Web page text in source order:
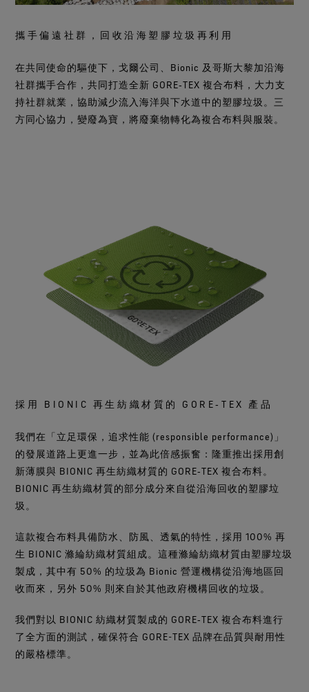
攜手偏遠社群，回收沿海塑膠垃圾再利用
在共同使命的驅使下，戈爾公司、Bionic 及哥斯大黎加沿海
社群攜手合作，共同打造全新 GORE‑TEX 複合布料，大力支
持社群就業，協助減少流入海洋與下水道中的塑膠垃圾。三
方同心協力，變廢為寶，將廢棄物轉化為複合布料與服裝。​
採用 BIONIC 再生紡織材質的 GORE‑TEX 產品
我們在「立足環保，追求性能 (responsible performance)」
的發展道路上更進一步，並為此倍感振奮：隆重推出採用創
新薄膜與 BIONIC 再生紡織材質的 GORE‑TEX 複合布料。
BIONIC 再生紡織材質的部分成分來自從沿海回收的塑膠垃
圾。​
這款複合布料具備防水、防風、透氣的特性，採用 100% 再
生 BIONIC 滌綸紡織材質組成。這種滌綸紡織材質由塑膠垃圾
製成，其中有 50% 的垃圾為 Bionic 營運機構從沿海地區回
收而來，另外 50% 則來自於其他政府機構回收的垃圾。
我們對以 BIONIC 紡織材質製成的 GORE‑TEX 複合布料進行
了全方面的測試，確保符合 GORE-TEX 品牌在品質與耐用性
的嚴格標準。